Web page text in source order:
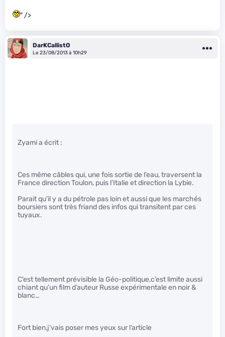
" />
DarKCallistO
Le 23/08/2013 à 10h29
Zyami a écrit :
Ces même câbles qui, une fois sortie de l’eau, traversent la
France direction Toulon, puis l’Italie et direction la Lybie.
Parait qu’il y a du pétrole pas loin et aussi que les marchés
boursiers sont très friand des infos qui transitent par ces
tuyaux.
C’est tellement prévisible la Géo-politique,c’est limite aussi
chiant qu’un film d’auteur Russe expérimentale en noir &
blanc…
Fort bien,j’vais poser mes yeux sur l’article